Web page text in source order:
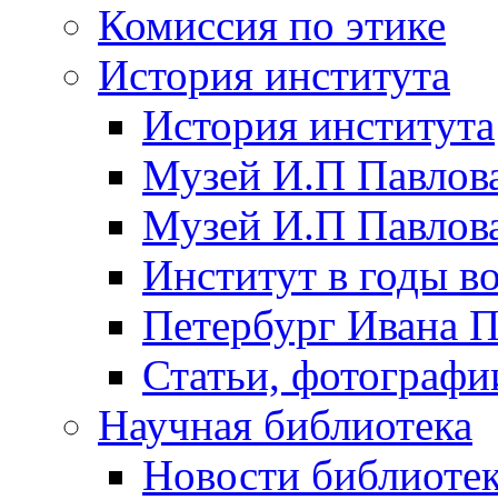
Комиссия по этике
История института
История института
Музей И.П
Музей И.П
Институт в годы
Петербург Ивана
Статьи,
Научная библиотека
Новости